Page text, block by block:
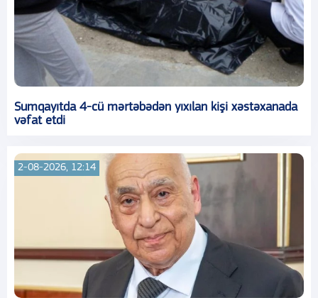
Sumqayıtda 4-cü mərtəbədən yıxılan kişi xəstəxanada
vəfat etdi
2-08-2026, 12:14